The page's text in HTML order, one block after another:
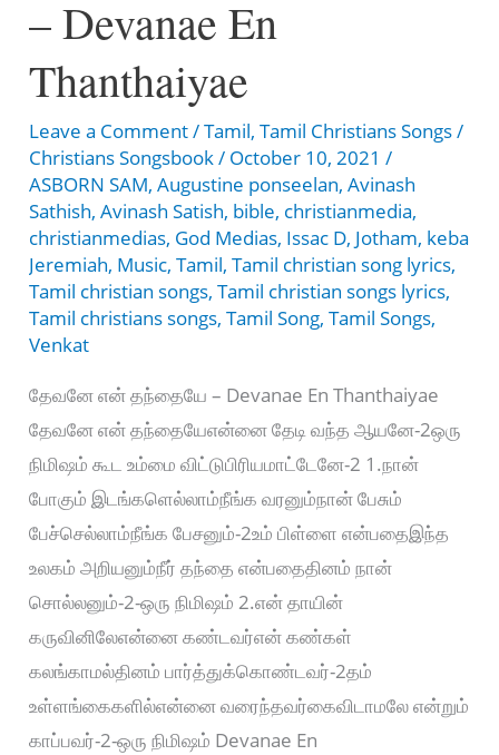
மேலான
– Devanae En
Thanthaiyae
Leave a Comment/Tamil,Tamil Christians Songs/
Christians Songsbook/ October 10, 2021/
ASBORN SAM,Augustine ponseelan,Avinash
Sathish,Avinash Satish, bible, christianmedia,
christianmedias, God Medias, Issac D, Jotham, keba
Jeremiah, Music,Tamil,Tamil christian song lyrics,
Tamil christian songs,Tamil christian songs lyrics,
Tamil christians songs,Tamil Song,Tamil Songs,
Venkat
தேவனே என் தந்தையே – Devanae En Thanthaiyae
தேவனே என் தந்தையேஎன்னை தேடி வந்த ஆயனே-2ஒரு
நிமிஷம் கூட உம்மை விட்டுபிரியமாட்டேனே-2 1.நான்
போகும் இடங்களெல்லாம்நீங்க வரனும்நான் பேசும்
பேச்செல்லாம்நீங்க பேசனும்-2உம் பிள்ளை என்பதைஇந்த
உலகம் அறியனும்நீர் தந்தை என்பதைதினம் நான்
சொல்லனும்-2-ஒரு நிமிஷம் 2.என் தாயின்
கருவினிலேஎன்னை கண்டவர்என் கண்கள்
கலங்காமல்தினம் பார்த்துக்கொண்டவர்-2தம்
உள்ளங்கைகளில்என்னை வரைந்தவர்கைவிடாமலே என்றும்
காப்பவர்-2-ஒரு நிமிஷம் Devanae En